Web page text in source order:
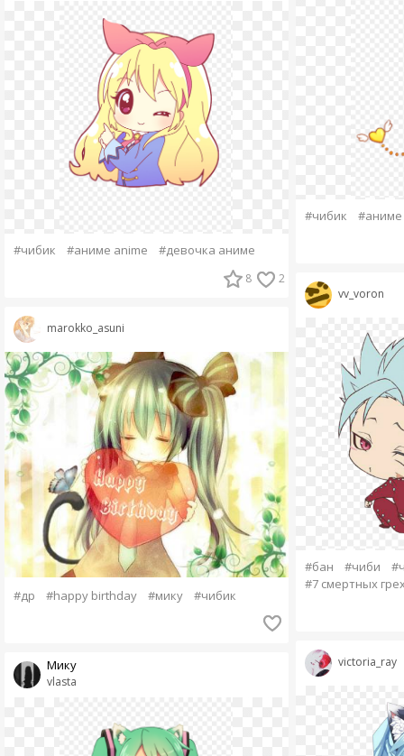
#чибик #аниме anime #девочка аниме
8 2
marokko_asuni
#др #happy birthday #мику #чибик
vlasta
Мику
#чибик #аниме
vv_voron
#бан #чиби
#7 смертных
victoria_ray